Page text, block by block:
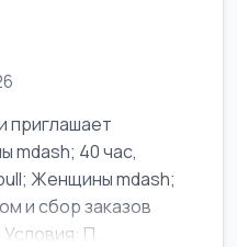
приглашает
mdash; 40 час,
Женщины mdash;
и сбор заказов
П...